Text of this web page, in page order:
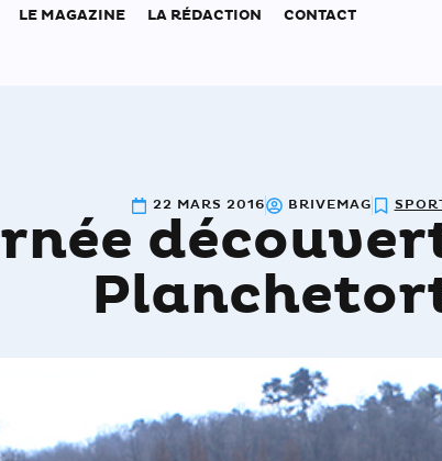
LE MAGAZINE LA RÉDACTION CONTACT
22 MARS 2016 BRIVEMAG